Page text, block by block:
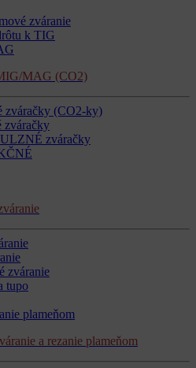
zváranie
k TIG
MAG (CO2)
zváračky (CO2-ky)
zváračky
zváračky
zváranie
tupo
plameňom
a rezanie plameňom